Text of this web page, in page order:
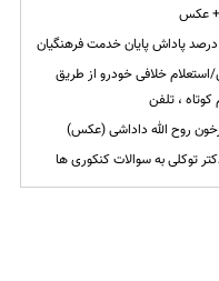
+ عکس
استعلام خلافی خودرو از طریق
کوتاه ، تلفن
روح الله داداشی (عکس)
توکلی به سوالات کنکوری ها